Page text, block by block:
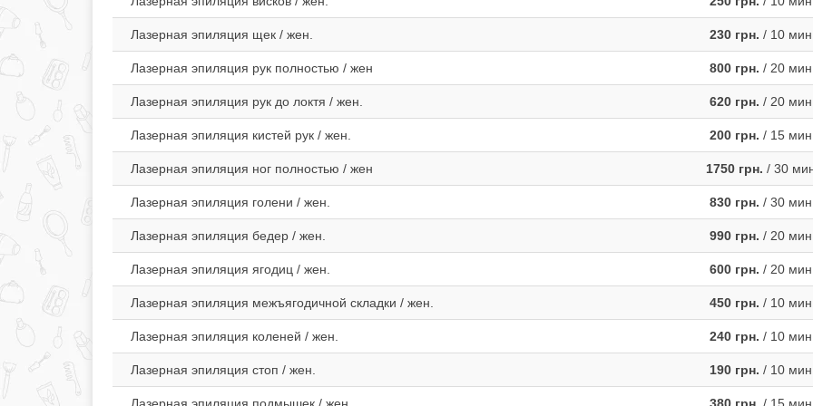
Лазерная эпиляция щек / жен. 230 грн. / 10 мин
Лазерная эпиляция рук полностью / жен 800 грн. / 20 мин
Лазерная эпиляция рук до локтя / жен. 620 грн. / 20 мин
Лазерная эпиляция кистей рук / жен. 200 грн. / 15 мин
Лазерная эпиляция ног полностью / жен 1750 грн. / 30
Лазерная эпиляция голени / жен. 830 грн. / 30 мин
Лазерная эпиляция бедер / жен. 990 грн. / 20 мин
Лазерная эпиляция ягодиц / жен. 600 грн. / 20 мин
Лазерная эпиляция межъягодичной складки / жен. 450 грн. / 10 мин
Лазерная эпиляция коленей / жен. 240 грн. / 10 мин
Лазерная эпиляция cтоп / жен. 190 грн. / 10 мин